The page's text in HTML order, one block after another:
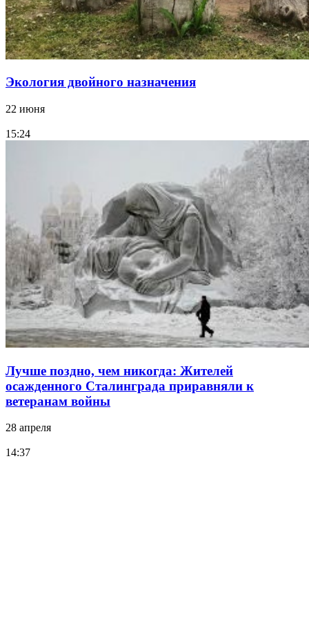
Экология двойного назначения
22 июня
15:24
Лучше поздно, чем никогда: Жителей
осажденного Сталинграда приравняли к
ветеранам войны
28 апреля
14:37